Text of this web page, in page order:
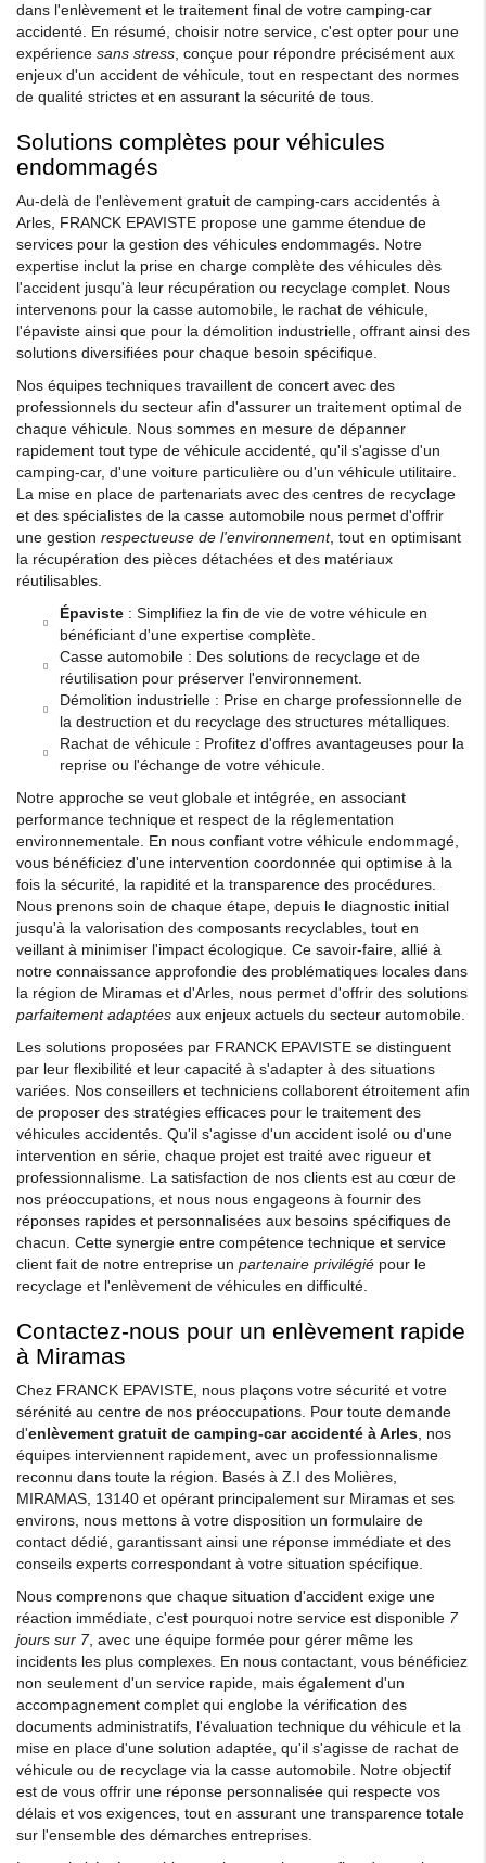
dans l'enlèvement et le traitement final de votre camping-car
accidenté. En résumé, choisir notre service, c'est opter pour une
expérience sans stress, conçue pour répondre précisément aux
enjeux d'un accident de véhicule, tout en respectant des normes
de qualité strictes et en assurant la sécurité de tous.
Solutions complètes pour véhicules
endommagés
Au-delà de l'enlèvement gratuit de camping-cars accidentés à
Arles, FRANCK EPAVISTE propose une gamme étendue de
services pour la gestion des véhicules endommagés. Notre
expertise inclut la prise en charge complète des véhicules dès
l'accident jusqu'à leur récupération ou recyclage complet. Nous
intervenons pour la casse automobile, le rachat de véhicule,
l'épaviste ainsi que pour la démolition industrielle, offrant ainsi des
solutions diversifiées pour chaque besoin spécifique.
Nos équipes techniques travaillent de concert avec des
professionnels du secteur afin d'assurer un traitement optimal de
chaque véhicule. Nous sommes en mesure de dépanner
rapidement tout type de véhicule accidenté, qu'il s'agisse d'un
camping-car, d'une voiture particulière ou d'un véhicule utilitaire.
La mise en place de partenariats avec des centres de recyclage
et des spécialistes de la casse automobile nous permet d'offrir
une gestion respectueuse de l'environnement, tout en optimisant
la récupération des pièces détachées et des matériaux
réutilisables.
Épaviste : Simplifiez la fin de vie de votre véhicule en
bénéficiant d'une expertise complète.
Casse automobile : Des solutions de recyclage et de
réutilisation pour préserver l'environnement.
Démolition industrielle : Prise en charge professionnelle de
la destruction et du recyclage des structures métalliques.
Rachat de véhicule : Profitez d'offres avantageuses pour la
reprise ou l'échange de votre véhicule.
Notre approche se veut globale et intégrée, en associant
performance technique et respect de la réglementation
environnementale. En nous confiant votre véhicule endommagé,
vous bénéficiez d'une intervention coordonnée qui optimise à la
fois la sécurité, la rapidité et la transparence des procédures.
Nous prenons soin de chaque étape, depuis le diagnostic initial
jusqu'à la valorisation des composants recyclables, tout en
veillant à minimiser l'impact écologique. Ce savoir-faire, allié à
notre connaissance approfondie des problématiques locales dans
la région de Miramas et d'Arles, nous permet d'offrir des solutions
parfaitement adaptées aux enjeux actuels du secteur automobile.
Les solutions proposées par FRANCK EPAVISTE se distinguent
par leur flexibilité et leur capacité à s'adapter à des situations
variées. Nos conseillers et techniciens collaborent étroitement afin
de proposer des stratégies efficaces pour le traitement des
véhicules accidentés. Qu'il s'agisse d'un accident isolé ou d'une
intervention en série, chaque projet est traité avec rigueur et
professionnalisme. La satisfaction de nos clients est au cœur de
nos préoccupations, et nous nous engageons à fournir des
réponses rapides et personnalisées aux besoins spécifiques de
chacun. Cette synergie entre compétence technique et service
client fait de notre entreprise un partenaire privilégié pour le
recyclage et l'enlèvement de véhicules en difficulté.
Contactez-nous pour un enlèvement rapide
à Miramas
Chez FRANCK EPAVISTE, nous plaçons votre sécurité et votre
sérénité au centre de nos préoccupations. Pour toute demande
d'enlèvement gratuit de camping-car accidenté à Arles, nos
équipes interviennent rapidement, avec un professionnalisme
reconnu dans toute la région. Basés à Z.I des Molières,
MIRAMAS, 13140 et opérant principalement sur Miramas et ses
environs, nous mettons à votre disposition un formulaire de
contact dédié, garantissant ainsi une réponse immédiate et des
conseils experts correspondant à votre situation spécifique.
Nous comprenons que chaque situation d'accident exige une
réaction immédiate, c'est pourquoi notre service est disponible 7
jours sur 7, avec une équipe formée pour gérer même les
incidents les plus complexes. En nous contactant, vous bénéficiez
non seulement d'un service rapide, mais également d'un
accompagnement complet qui englobe la vérification des
documents administratifs, l'évaluation technique du véhicule et la
mise en place d'une solution adaptée, qu'il s'agisse de rachat de
véhicule ou de recyclage via la casse automobile. Notre objectif
est de vous offrir une réponse personnalisée qui respecte vos
délais et vos exigences, tout en assurant une transparence totale
sur l'ensemble des démarches entreprises.